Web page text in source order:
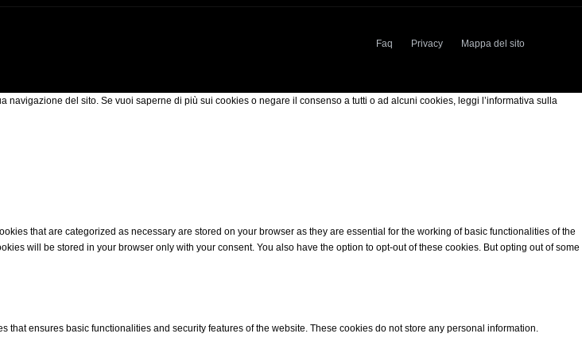
Faq Privacy Mappa del sito
del sito. Se vuoi saperne di più sui cookies o negare il consenso a tutti o ad alcuni cookies, leggi l’informativa sulla
that are categorized as necessary are stored on your browser as they are essential for the working of basic functionalities of the
will be stored in your browser only with your consent. You also have the option to opt-out of these cookies. But opting out of some
ensures basic functionalities and security features of the website. These cookies do not store any personal information.